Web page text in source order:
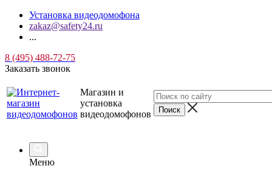
Установка видеодомофона
zakaz@safety24.ru
...
8 (495) 488-72-75
Заказать звонок
Магазин и
установка
видеодомофонов
Меню